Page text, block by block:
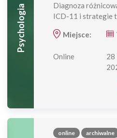
Psychologia
Diagnoza
ICD-11 i strategie
Miejsce:
Online
28
online archiwalne